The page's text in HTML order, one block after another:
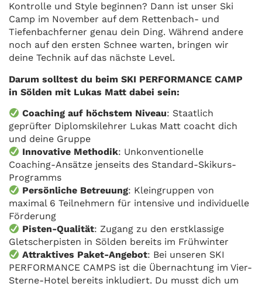
Kontrolle und Style beginnen? Dann ist unser Ski
Camp im November auf dem Rettenbach- und
Tiefenbachferner genau dein Ding. Während andere
noch auf den ersten Schnee warten, bringen wir
deine Technik auf das nächste Level.
Darum solltest du beim SKI PERFORMANCE CAMP
in Sölden mit Lukas Matt dabei sein:
Coaching auf höchstem Niveau: Staatlich
geprüfter Diplomskilehrer Lukas Matt coacht dich
und deine Gruppe
Innovative Methodik: Unkonventionelle
Coaching-Ansätze jenseits des Standard-Skikurs-
Programms
Persönliche Betreuung: Kleingruppen von
maximal 6 Teilnehmern für intensive und individuelle
Förderung
Pisten-Qualität: Zugang zu den erstklassige
Gletscherpisten in Sölden bereits im Frühwinter
Attraktives Paket-Angebot: Bei unseren SKI
PERFORMANCE CAMPS ist die Übernachtung im Vier-
Sterne-Hotel bereits inkludiert. Du musst dich um